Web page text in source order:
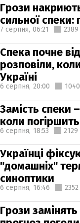
Грози
сильної спеки:
7 серпня, 06:21 2389
Спека почне
розповіли,
Україні
6 серпня, 20:00 1040
Замість спеки
коли
6 серпня, 18:53 2129
Українці
"домашніх"
синоптики
6 серпня, 16:46 2352
Грози